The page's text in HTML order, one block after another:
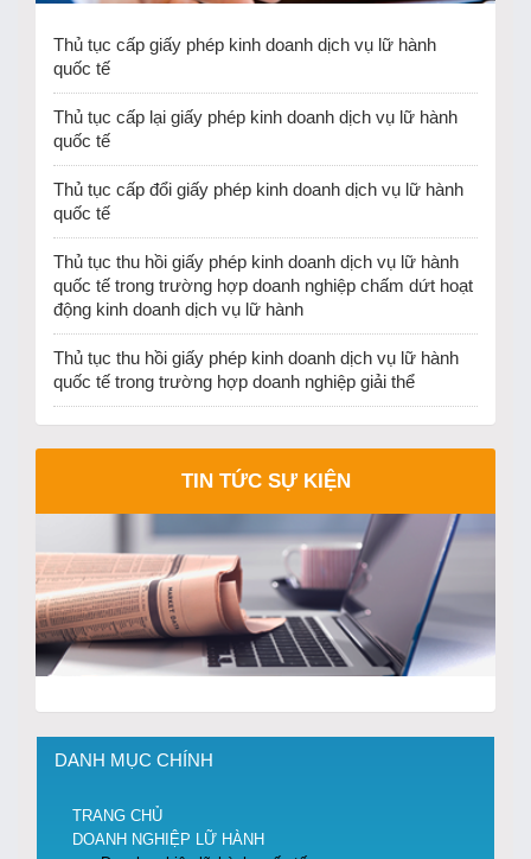
Thủ tục cấp giấy phép kinh doanh dịch vụ lữ hành
quốc tế
Thủ tục cấp lại giấy phép kinh doanh dịch vụ lữ hành
quốc tế
Thủ tục cấp đổi giấy phép kinh doanh dịch vụ lữ hành
quốc tế
Thủ tục thu hồi giấy phép kinh doanh dịch vụ lữ hành
quốc tế trong trường hợp doanh nghiệp chấm dứt hoạt
động kinh doanh dịch vụ lữ hành
Thủ tục thu hồi giấy phép kinh doanh dịch vụ lữ hành
quốc tế trong trường hợp doanh nghiệp giải thể
TIN TỨC SỰ KIỆN
DANH MỤC CHÍNH
TRANG CHỦ
DOANH NGHIỆP LỮ HÀNH